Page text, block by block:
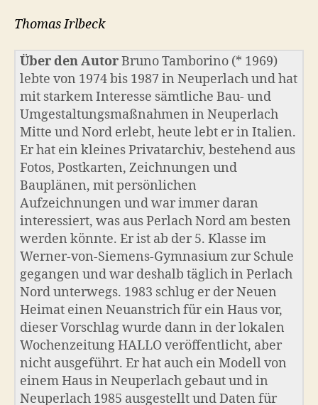
Thomas Irlbeck
Über den AutorBruno Tamborino (* 1969)
lebte von 1974 bis 1987 in Neuperlach und hat
mit starkem Interesse sämtliche Bau- und
Umgestaltungsmaßnahmen in Neuperlach
Mitte und Nord erlebt, heute lebt er in Italien.
Er hat ein kleines Privatarchiv, bestehend aus
Fotos, Postkarten, Zeichnungen und
Bauplänen, mit persönlichen
Aufzeichnungen und war immer daran
interessiert, was aus Perlach Nord am besten
werden könnte. Er ist ab der 5. Klasse im
Werner-von-Siemens-Gymnasium zur Schule
gegangen und war deshalb täglich in Perlach
Nord unterwegs. 1983 schlug er der Neuen
Heimat einen Neuanstrich für ein Haus vor,
dieser Vorschlag wurde dann in der lokalen
Wochenzeitung HALLO veröffentlicht, aber
nicht ausgeführt. Er hat auch ein Modell von
einem Haus in Neuperlach gebaut und in
Neuperlach 1985 ausgestellt und Daten für